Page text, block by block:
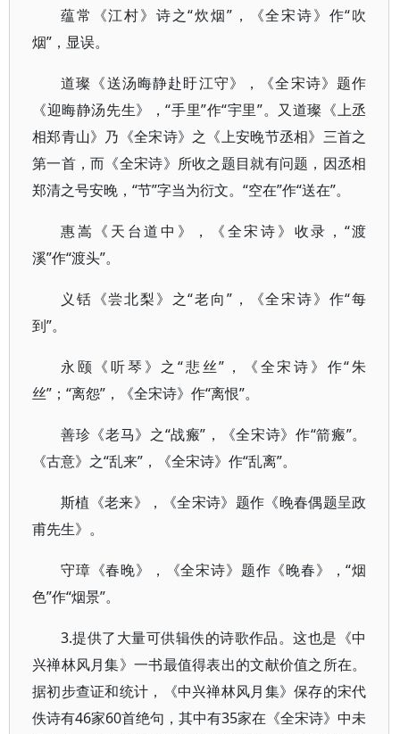
蕴常《江村》诗之“炊烟”，《全宋诗》作“吹
烟”，显误。
道璨《送汤晦静赴盱江守》，《全宋诗》题作
《迎晦静汤先生》，“手里”作“宇里”。又道璨《上丞
相郑青山》乃《全宋诗》之《上安晚节丞相》三首之
第一首，而《全宋诗》所收之题目就有问题，因丞相
郑清之号安晚，“节”字当为衍文。“空在”作“送在”。
惠嵩《天台道中》，《全宋诗》收录，“渡
溪”作“渡头”。
义铦《尝北梨》之“老向”，《全宋诗》作“每
到”。
永颐《听琴》之“悲丝”，《全宋诗》作“朱
丝”；“离怨”，《全宋诗》作“离恨”。
善珍《老马》之“战瘢”，《全宋诗》作“箭瘢”。
《古意》之“乱来”，《全宋诗》作“乱离”。
斯植《老来》，《全宋诗》题作《晚春偶题呈政
甫先生》。
守璋《春晚》，《全宋诗》题作《晚春》，“烟
色”作“烟景”。
3.提供了大量可供辑佚的诗歌作品。这也是《中
兴禅林风月集》一书最值得表出的文献价值之所在。
据初步查证和统计，《中兴禅林风月集》保存的宋代
佚诗有46家60首绝句，其中有35家在《全宋诗》中未